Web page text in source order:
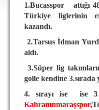
DEPLASMAN
LİSANSLI
MULTİMEDYA
MARŞ &
KULÜP
1.Bucasspor
attığı
Türkiye liglerinin
kazandı.
2.Tarsus İdman
aldı.
3.Süper lig
golle kendine
4. sırayı ise
ise 3
Kahramnmaraşspor